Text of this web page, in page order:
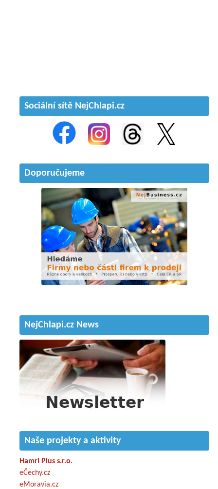
Sociální sítě NejChlapi.cz
Doporučujeme
NejChlapi.cz News
Naše projekty a aktivity
Hamri Plus s.r.o.
eČechy.cz
eMoravia.cz